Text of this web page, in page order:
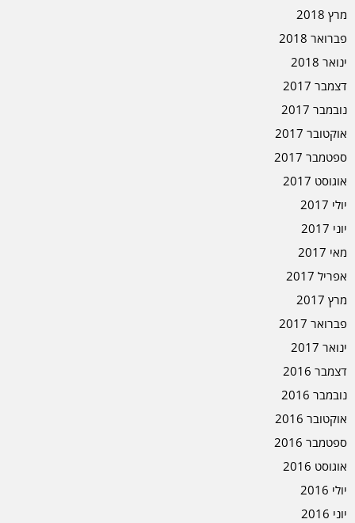
מרץ 2018
פברואר 2018
ינואר 2018
דצמבר 2017
נובמבר 2017
אוקטובר 2017
ספטמבר 2017
אוגוסט 2017
יולי 2017
יוני 2017
מאי 2017
אפריל 2017
מרץ 2017
פברואר 2017
ינואר 2017
דצמבר 2016
נובמבר 2016
אוקטובר 2016
ספטמבר 2016
אוגוסט 2016
יולי 2016
יוני 2016